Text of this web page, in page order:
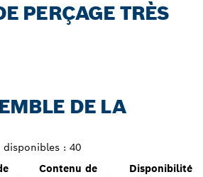
PERÇAGE TRÈS
DE LA
disponibles : 40
Contenu de
Disponibilité